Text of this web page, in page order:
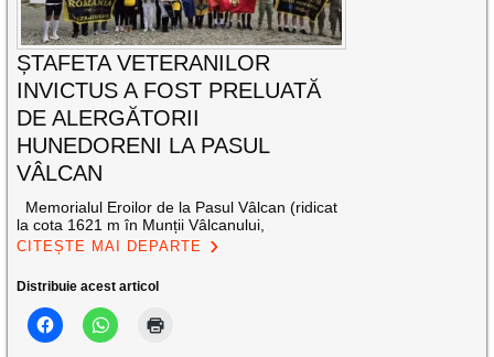
ȘTAFETA VETERANILOR
INVICTUS A FOST PRELUATĂ
DE ALERGĂTORII
HUNEDORENI LA PASUL
VÂLCAN
Memorialul Eroilor de la Pasul Vâlcan (ridicat
la cota 1621 m în Munții Vâlcanului,
CITEȘTE MAI DEPARTE
Distribuie acest articol